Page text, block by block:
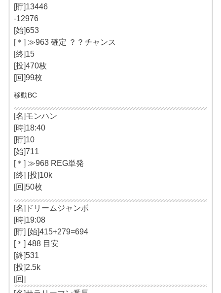
[貯]13446
-12976
[始]653
[＊] ≫963 確定 ？？チャンス
[終]15
[投]470枚
[回]99枚
移動BC
[名]モンハン
[時]18:40
[貯]10
[始]711
[＊] ≫968 REG単発
[終] [投]10k
[回]50枚
[名]ドリームジャンボ
[時]19:08
[貯] [始]415+279=694
[＊] 488 目安
[終]531
[投]2.5k
[回]